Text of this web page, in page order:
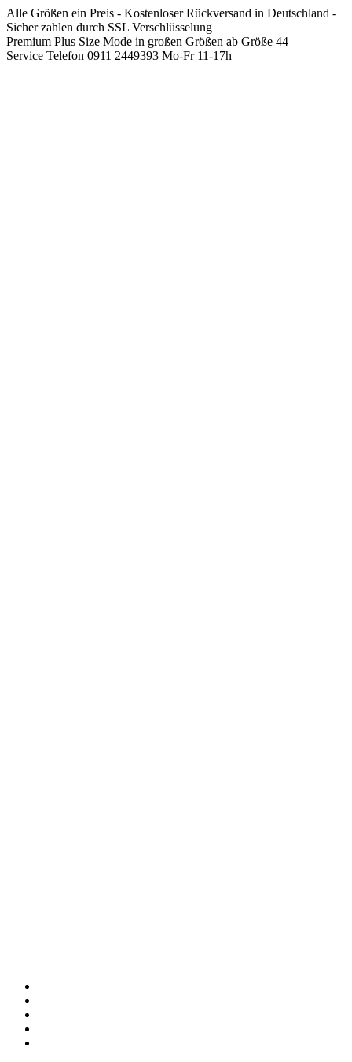
Springen
Sie
zum
Inhalt
Alle Größen ein Preis - Kostenloser Rückversand in Deutschland -
Sicher zahlen durch SSL Verschlüsselung
Premium Plus Size Mode in großen Größen ab Größe 44
Service Telefon 0911 2449393 Mo-Fr 11-17h